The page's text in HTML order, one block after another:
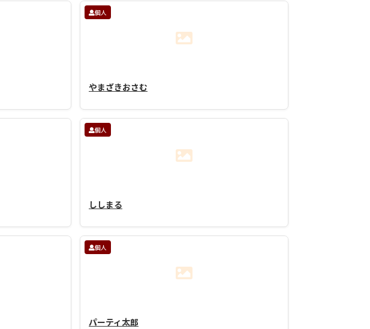
個人
やまざきおさむ
個人
ししまる
個人
パーティ太郎